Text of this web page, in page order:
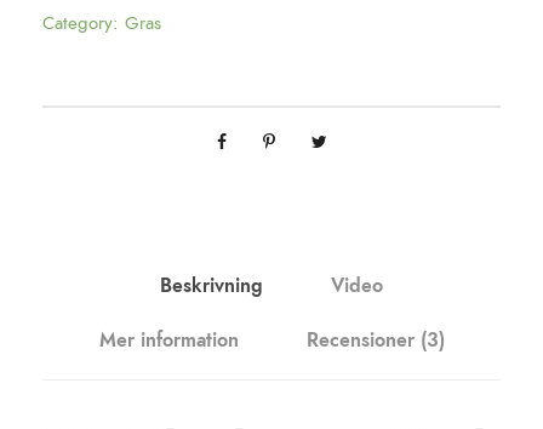
b
r
Category: Gras
Beskrivning Video
Mer information Recensioner (3)